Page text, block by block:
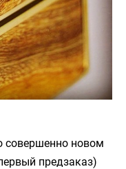
совершенно новом
предзаказ)